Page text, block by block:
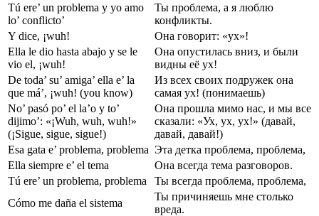
Tú ere’ un problema y yo amo
lo’ conflicto’
Ты проблема, а я люблю
конфликты.
Y dice, ¡wuh!
Она говорит: «ух»!
Ella le dio hasta abajo y se le
vio el, ¡wuh!
Она опустилась вниз, и были
видны её ух!
De toda’ su’ amiga’ ella e’ la
que má’, ¡wuh! (you know)
Из всех своих подружек она
самая ух! (понимаешь)
No’ pasó po’ el la’o y to’
dijimo’: «¡Wuh, wuh, wuh!»
(¡Sigue, sigue, sigue!)
Она прошла мимо нас, и мы все
сказали: «Ух, ух, ух!» (давай,
давай, давай!)
Esa gata e’ problema, problema Эта детка проблема, проблема,
Ella siempre e’ el tema
Она всегда тема разговоров.
Tú ere’ un problema, problema
Ты всегда проблема, проблема,
Cómo me daña el sistema
Ты причиняешь мне столько
вреда.